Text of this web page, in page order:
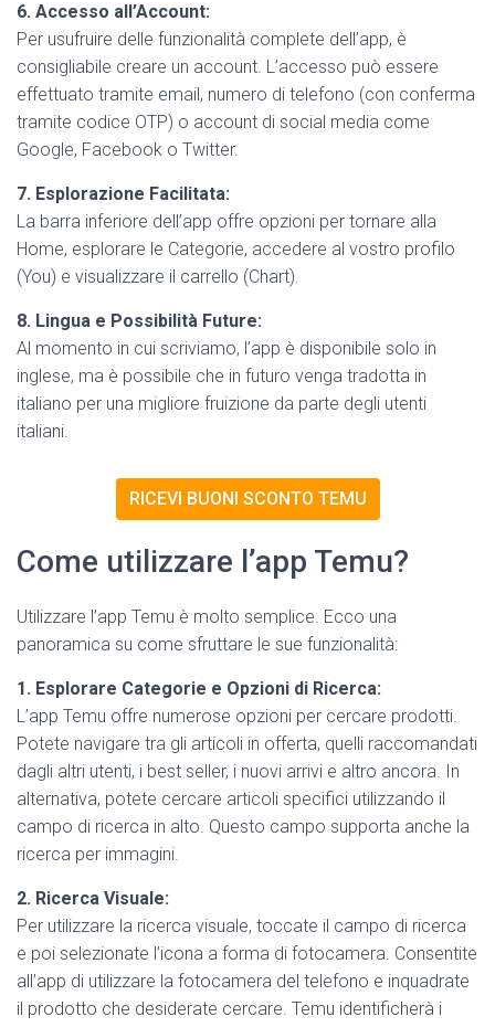
6. Accesso all’Account:
Per usufruire delle funzionalità complete dell’app, è
consigliabile creare un account. L’accesso può essere
effettuato tramite email, numero di telefono (con conferma
tramite codice OTP) o account di social media come
Google, Facebook o Twitter.
7. Esplorazione Facilitata:
La barra inferiore dell’app offre opzioni per tornare alla
Home, esplorare le Categorie, accedere al vostro profilo
(You) e visualizzare il carrello (Chart).
8. Lingua e Possibilità Future:
Al momento in cui scriviamo, l’app è disponibile solo in
inglese, ma è possibile che in futuro venga tradotta in
italiano per una migliore fruizione da parte degli utenti
italiani.
RICEVI BUONI SCONTO TEMU
Come utilizzare l’app Temu?
Utilizzare l’app Temu è molto semplice. Ecco una
panoramica su come sfruttare le sue funzionalità:
1. Esplorare Categorie e Opzioni di Ricerca:
L’app Temu offre numerose opzioni per cercare prodotti.
Potete navigare tra gli articoli in offerta, quelli raccomandati
dagli altri utenti, i best seller, i nuovi arrivi e altro ancora. In
alternativa, potete cercare articoli specifici utilizzando il
campo di ricerca in alto. Questo campo supporta anche la
ricerca per immagini.
2. Ricerca Visuale:
Per utilizzare la ricerca visuale, toccate il campo di ricerca
e poi selezionate l’icona a forma di fotocamera. Consentite
all’app di utilizzare la fotocamera del telefono e inquadrate
il prodotto che desiderate cercare. Temu identificherà i